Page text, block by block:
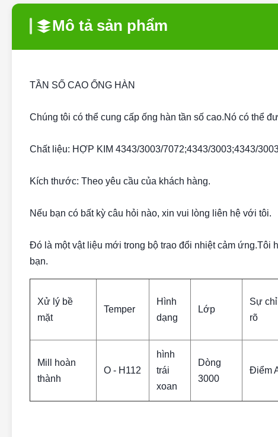
Mô tả sản phẩm
TẦN SỐ CAO ỐNG HÀN
Chúng tôi có thể cung cấp ống hàn tần số cao.Nó có thể
Chất liệu: HỢP KIM 4343/3003/7072;4343/3003;4343/
Kích thước: Theo yêu cầu của khách hàng.
Nếu bạn có bất kỳ câu hỏi nào, xin vui lòng liên hệ với tôi.
Đó là một vật liệu mới trong bộ trao đổi nhiệt cảm ứng.Tôi
bạn.
Xử lý bề
mặt
Temper
Hình
dạng
Lớp
Sự chỉ
rõ
Mill hoàn
thành
O - H112
hình
trái
xoan
Dòng
3000
Điểm